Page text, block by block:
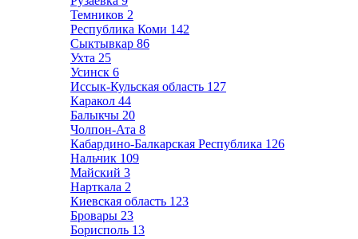
Темников 2
Республика Коми 142
Сыктывкар 86
Ухта 25
Усинск 6
Иссык-Кульская область 127
Каракол 44
Балыкчы 20
Чолпон-Ата 8
Кабардино-Балкарская Республика 126
Нальчик 109
Майский 3
Нарткала 2
Киевская область 123
Бровары 23
Борисполь 13